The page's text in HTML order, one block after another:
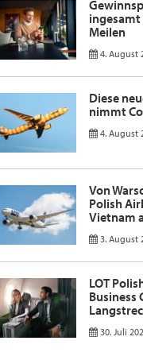
ingesamt
Meilen
4. August
Diese
nimmt
4. August
Von
Polish
Vietnam
3. August
LOT
Business
30. Juli